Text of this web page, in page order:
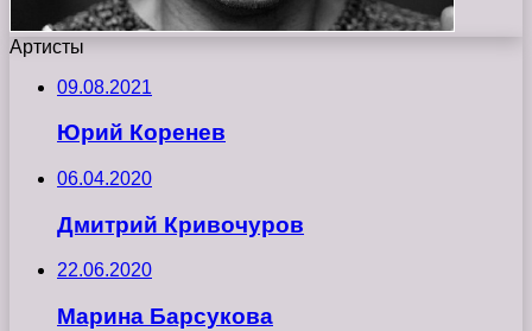
Артисты
09.08.2021
Юрий Коренев
06.04.2020
Дмитрий Кривочуров
22.06.2020
Марина Барсукова